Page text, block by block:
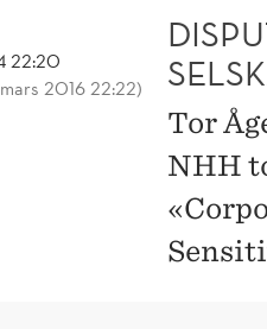
22:20
2016 22:22)
Tor
NHH